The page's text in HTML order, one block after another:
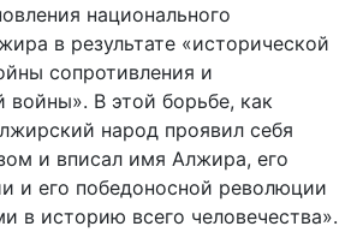
национального
в результате «исторической
сопротивления и
войны». В этой борьбе, как
народ проявил себя
и вписал имя Алжира, его
и его победоносной революции
в историю всего человечества».